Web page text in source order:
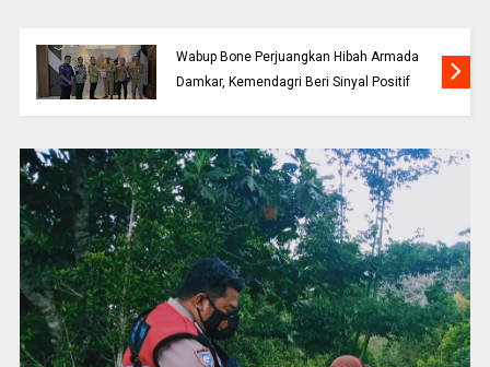
Wabup Bone Perjuangkan Hibah Armada
Damkar, Kemendagri Beri Sinyal Positif